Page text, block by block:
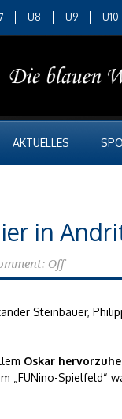
U8 U9 U10
AKTUELLES
in
Off
Steinbauer,
Oskar
„FUNino-Spielfeld“